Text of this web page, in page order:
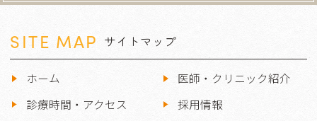
SITE MAP サイトマップ
ホーム
医師・クリニック紹介
診療時間・アクセス
採用情報